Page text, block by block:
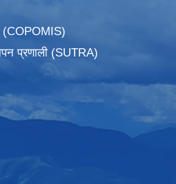
(COPOMIS)
प्रणाली (SUTRA)